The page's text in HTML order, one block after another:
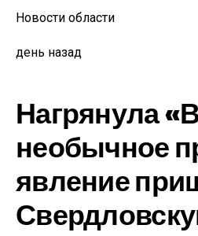
Новости области
день назад
Нагрянула
необычное
явление